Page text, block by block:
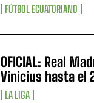
FÚTBOL ECUATORIANO
OFICIAL: Real
Vinicius hasta el
LA LIGA